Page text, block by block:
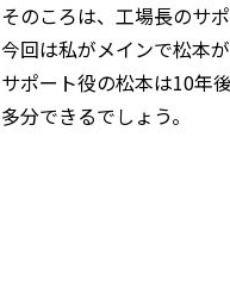
そのころは、工場長のサ
今回は私がメインで松本
サポート役の松本は10年
多分できるでしょう。